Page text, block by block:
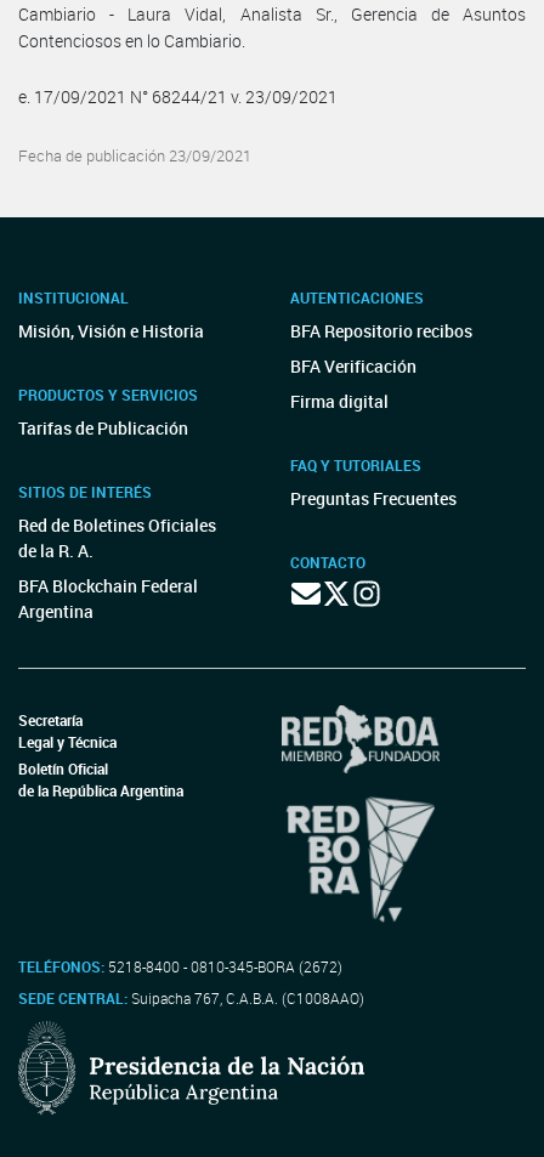
Cambiario - Laura Vidal, Analista Sr., Gerencia de Asuntos
Contenciosos en lo Cambiario.
e. 17/09/2021 N° 68244/21 v. 23/09/2021
Fecha de publicación 23/09/2021
INSTITUCIONAL
Misión, Visión e Historia
PRODUCTOS Y SERVICIOS
Tarifas de Publicación
SITIOS DE INTERÉS
Red de Boletines Oficiales
de la R. A.
BFA Blockchain Federal
Argentina
AUTENTICACIONES
BFA Repositorio recibos
BFA Verificación
Firma digital
FAQ Y TUTORIALES
Preguntas Frecuentes
CONTACTO
Secretaría
Legal y Técnica
Boletín Oficial
de la República Argentina
TELÉFONOS: 5218-8400 - 0810-345-BORA (2672)
SEDE CENTRAL:Suipacha 767, C.A.B.A. (C1008AAO)